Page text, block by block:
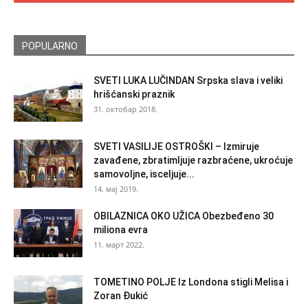
POPULARNO
SVETI LUKA LUČINDAN Srpska slava i veliki
hrišćanski praznik
31. октобар 2018.
SVETI VASILIJE OSTROŠKI – Izmiruje
zavađene, zbratimljuje razbraćene, ukroćuje
samovoljne, isceljuje...
14. мај 2019.
OBILAZNICA OKO UŽICA Obezbeđeno 30
miliona evra
11. март 2022.
TOMETINO POLJE Iz Londona stigli Melisa i
Zoran Đukić